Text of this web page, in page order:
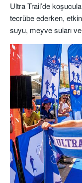
UltraTrail’dekoşu
tecrübeederken,
suyu, meyve suları